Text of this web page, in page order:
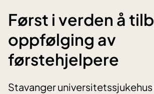
Først i verden å
oppfølging av
førstehjelpere
Stavanger universitetssjukehus